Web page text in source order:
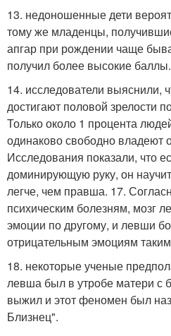
13. недоношенные дети
тому же младенцы,
апгар при рождении чаще
получил более высокие баллы.
14. исследователи выяснили,
достигают половой зрелости
Только около 1 процента
одинаково свободно владеют
Исследования показали, что
доминирующую руку, он
легче, чем правша. 17.
психическим болезням, мозг
эмоции по другому, и левши
отрицательным эмоциям
18. некоторые ученые
левша был в утробе матери с
выжил и этот феномен был
Близнец".